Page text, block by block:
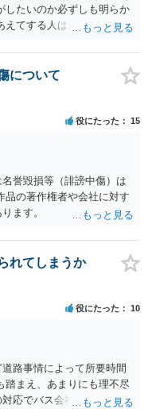
したいのか必ずしも明らか
えてする人は多くありませ
費用もかかるからです。
、仮に裁判になったら勝て
ると、不安も軽減されるか
について
役にたった 15
誉毀損等（誹謗中傷）は
品の著作権者や会社に対す
ます。
れてしまうか
役にたった 10
路事情によって所要時間
踏まえ、あまりにも理不尽
応でバス会社の業務が妨